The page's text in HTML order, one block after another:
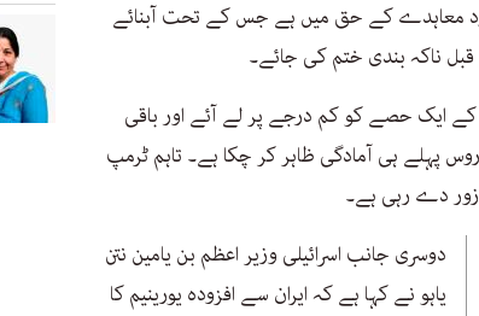
معاہدے کے حق میں ہے جس کے تحت آبنائے
قبل ناکہ بندی ختم کی جائے۔
کے ایک حصے کو کم درجے پر لے آئے اور باقی
ہی آمادگی ظاہر کر چکا ہے۔ تاہم ٹرمپ
زور دے رہی ہے۔
دوسری جانب اسرائیلی وزیر اعظم بن یامین نتن
یاہو نے کہا ہے کہ ایران سے افزودہ یورینیم کا